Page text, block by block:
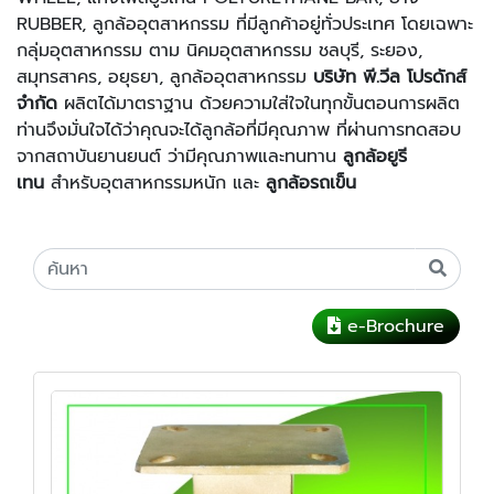
RUBBER, ลูกล้ออุตสาหกรรม ที่มีลูกค้าอยู่ทั่วประเทศ โดยเฉพาะ
กลุ่มอุตสาหกรรม ตาม นิคมอุตสาหกรรม ชลบุรี, ระยอง,
สมุทรสาคร, อยุธยา, ลูกล้ออุตสาหกรรม บริษัท พี.วีล โปรดักส์
จำกัด ผลิตได้มาตราฐาน ด้วยความใส่ใจในทุกขั้นตอนการผลิต
ท่านจึงมั่นใจได้ว่าคุณจะได้ลูกล้อที่มีคุณภาพ ที่ผ่านการทดสอบ
จากสถาบันยานยนต์ ว่ามีคุณภาพและทนทาน ลูกล้อยูรี
เทน สำหรับอุตสาหกรรมหนัก และ ลูกล้อรถเข็น
e-Brochure